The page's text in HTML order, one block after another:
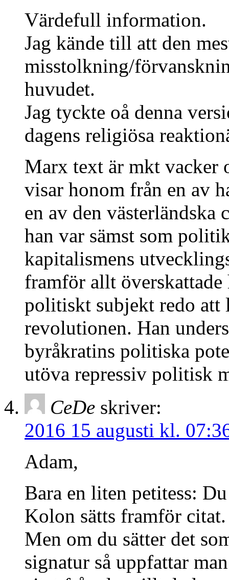
Värdefull information.
Jag kände till att den
misstolkning/
huvudet.
Jag tyckte oå denna
dagens religiösa
Marx text är mkt vacker
visar honom från en av
en av den västerländska
han var sämst som
kapitalismens
framför allt överskattade
politiskt subjekt redo att
revolutionen. Han
byråkratins politiska
utöva repressiv politisk
CeDe skriver:
2016 15 augusti kl.
Adam,
Bara en liten petitess:
Kolon sätts framför citat.
Men om du sätter det
signatur så uppfattar